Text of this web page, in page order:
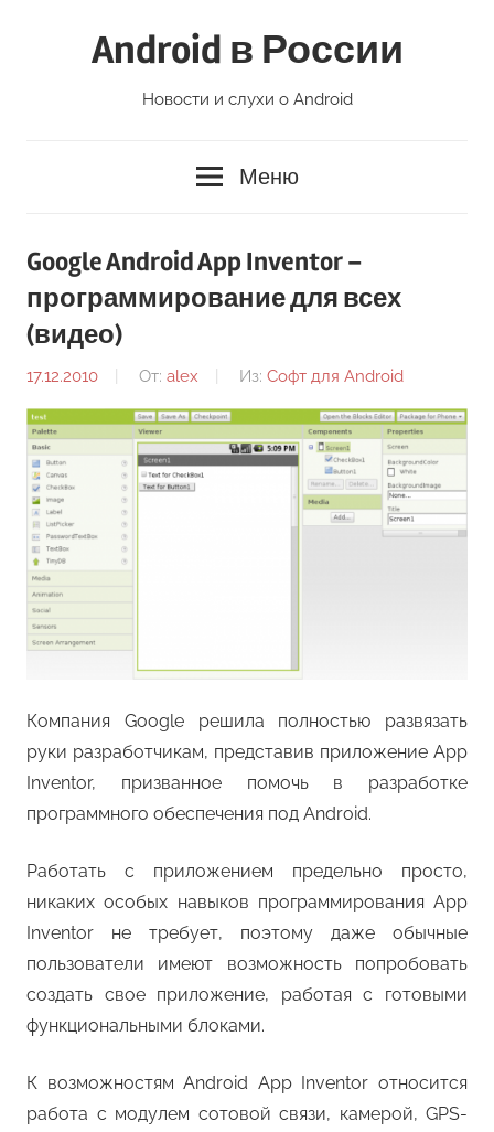
Android в России
Новости и слухи о Android
Меню
Google Android App Inventor –
программирование для всех
(видео)
17.12.2010 От: alex Из: Софт для Android
Компания Google решила полностью развязать
руки разработчикам, представив приложение App
Inventor, призванное помочь в разработке
программного обеспечения под Android.
Работать с приложением предельно просто,
никаких особых навыков программирования App
Inventor не требует, поэтому даже обычные
пользователи имеют возможность попробовать
создать свое приложение, работая с готовыми
функциональными блоками.
К возможностям Android App Inventor относится
работа с модулем сотовой связи, камерой, GPS-